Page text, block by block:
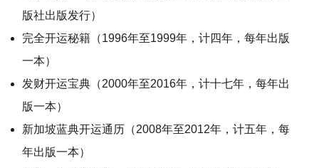
版社出版发行）
完全开运秘籍（1996年至1999年，计四年，每年出版
一本）
发财开运宝典（2000年至2016年，计十七年，每年出
版一本）
新加坡蓝典开运通历（2008年至2012年，计五年，每
年出版一本）